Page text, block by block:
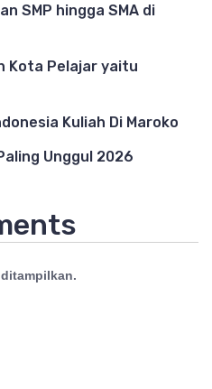
SMP hingga SMA di
Kota Pelajar yaitu
Kuliah Di Maroko
Unggul 2026